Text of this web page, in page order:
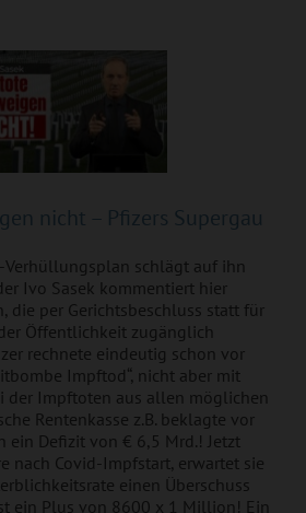
nicht – Pfizers Supergau
Verhüllungsplan schlägt auf ihn
Ivo Sasek kommentiert hier
die per Gerichtsbeschluss statt für
Öffentlichkeit zugänglich
rechnete eindeutig schon vor
Impftod“, nicht aber mit
der Impftoten aus allen möglichen
Rentenkasse z.B. beklagte vor
ein Defizit von € 6,5 Mrd.! Jetzt
nach Covid-Impfstart, erwartet sie
einen Überschuss
ein Plus von 8600 x 1 Million! Ein